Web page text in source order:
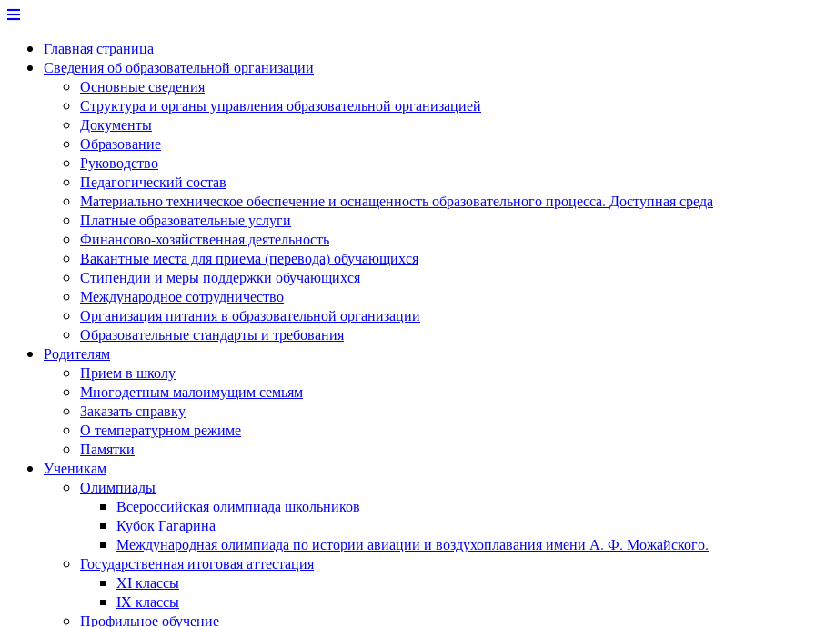
Перейти
содержимому
Главная страница
Сведения об образовательной организации
Основные сведения
Структура и органы управления образовательной организацией
Документы
Образование
Руководство
Педагогический состав
Материально техническое обеспечение и оснащенность образовательного процесса. Доступная среда
Платные образовательные услуги
Финансово-хозяйственная деятельность
Вакантные места для приема (перевода) обучающихся
Стипендии и меры поддержки обучающихся
Международное сотрудничество
Организация питания в образовательной организации
Образовательные стандарты и требования
Родителям
Прием в школу
Многодетным малоимущим семьям
Заказать справку
О температурном режиме
Памятки
Ученикам
Олимпиады
Всероссийская олимпиада школьников
Кубок Гагарина
Международная олимпиада по истории авиации и воздухоплавания имени А. Ф. Можайского.
Государственная итоговая аттестация
XI классы
IX классы
Профильное обучение